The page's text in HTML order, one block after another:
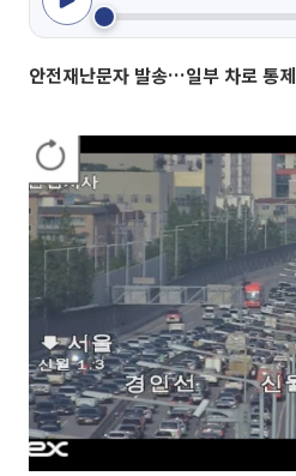
안전재난문자 발송…일부 차로 통제